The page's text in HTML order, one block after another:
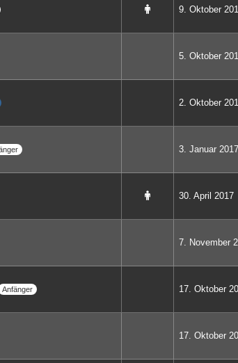
9. Oktober
5. Oktober
2. Oktober
3. Januar 2017
30. April 2017
7. November
Anfänger 17. Oktober
17. Oktober